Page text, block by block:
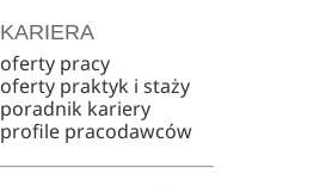
KARIERA
oferty pracy
oferty praktyk i staży
poradnik kariery
profile pracodawców